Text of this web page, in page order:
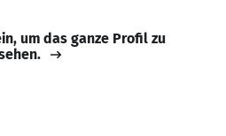
um das ganze Profil zu